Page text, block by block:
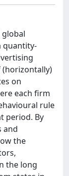
global
quantity-
on
each firm
rule
period. By
and
the
the long